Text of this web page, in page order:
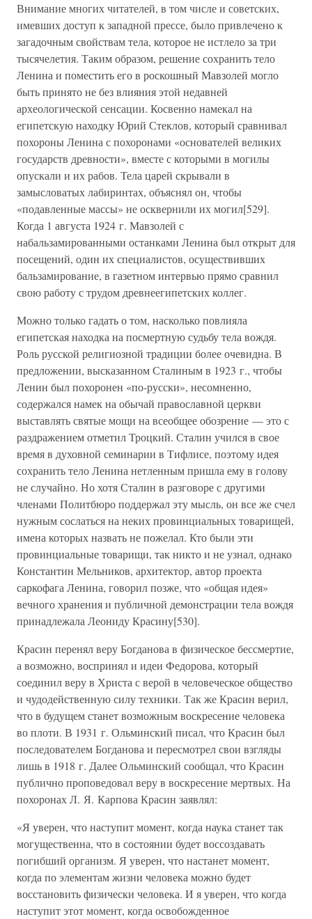
Внимание многих читателей, в том числе и советских,
имевших доступ к западной прессе, было привлечено к
загадочным свойствам тела, которое не истлело за три
тысячелетия. Таким образом, решение сохранить тело
Ленина и поместить его в роскошный Мавзолей могло
быть принято не без влияния этой недавней
археологической сенсации. Косвенно намекал на
египетскую находку Юрий Стеклов, который сравнивал
похороны Ленина с похоронами «основателей великих
государств древности», вместе с которыми в могилы
опускали и их рабов. Тела царей скрывали в
замысловатых лабиринтах, объяснял он, чтобы
«подавленные массы» не осквернили их могил[529].
Когда 1 августа 1924 г. Мавзолей с
набальзамированными останками Ленина был открыт для
посещений, один их специалистов, осуществивших
бальзамирование, в газетном интервью прямо сравнил
свою работу с трудом древнеегипетских коллег.
Можно только гадать о том, насколько повлияла
египетская находка на посмертную судьбу тела вождя.
Роль русской религиозной традиции более очевидна. В
предложении, высказанном Сталиным в 1923 г., чтобы
Ленин был похоронен «по-русски», несомненно,
содержался намек на обычай православной церкви
выставлять святые мощи на всеобщее обозрение — это с
раздражением отметил Троцкий. Сталин учился в свое
время в духовной семинарии в Тифлисе, поэтому идея
сохранить тело Ленина нетленным пришла ему в голову
не случайно. Но хотя Сталин в разговоре с другими
членами Политбюро поддержал эту мысль, он все же счел
нужным сослаться на неких провинциальных товарищей,
имена которых назвать не пожелал. Кто были эти
провинциальные товарищи, так никто и не узнал, однако
Константин Мельников, архитектор, автор проекта
саркофага Ленина, говорил позже, что «общая идея»
вечного хранения и публичной демонстрации тела вождя
принадлежала Леониду Красину[530].
Красин перенял веру Богданова в физическое бессмертие,
а возможно, воспринял и идеи Федорова, который
соединил веру в Христа с верой в человеческое общество
и чудодейственную силу техники. Так же Красин верил,
что в будущем станет возможным воскресение человека
во плоти. В 1931 г. Ольминский писал, что Красин был
последователем Богданова и пересмотрел свои взгляды
лишь в 1918 г. Далее Ольминский сообщал, что Красин
публично проповедовал веру в воскресение мертвых. На
похоронах Л. Я. Карпова Красин заявлял:
«Я уверен, что наступит момент, когда наука станет так
могущественна, что в состоянии будет воссоздавать
погибший организм. Я уверен, что настанет момент,
когда по элементам жизни человека можно будет
восстановить физически человека. И я уверен, что когда
наступит этот момент, когда освобожденное